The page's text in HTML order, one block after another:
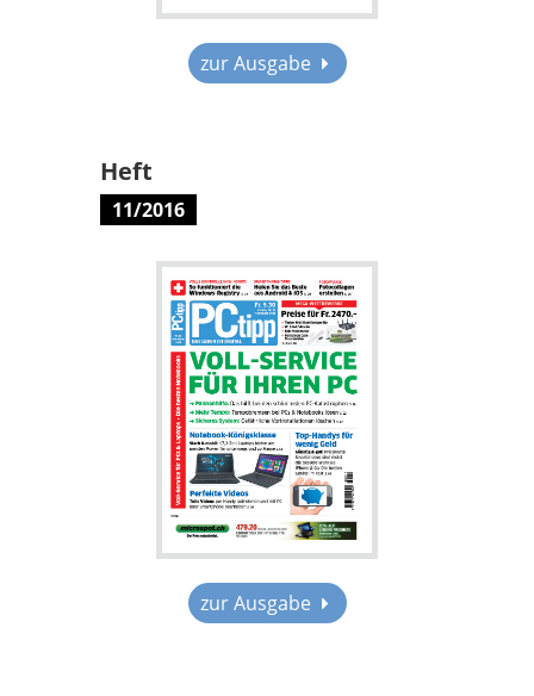
zur Ausgabe
Heft
11/2016
zur Ausgabe